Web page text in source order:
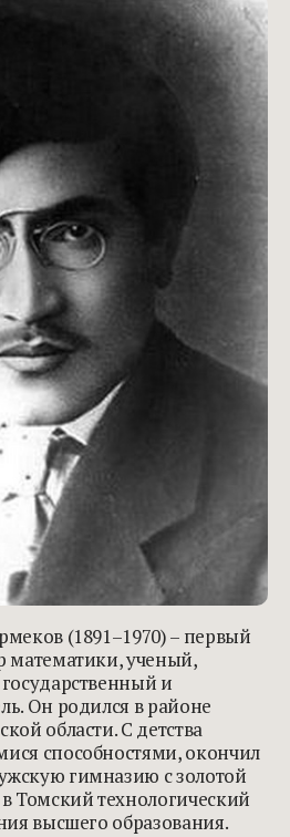
(1891–1970) – первый
математики, ученый,
и
Он родился в районе
области. С детства
способностями, окончил
гимназию с золотой
Томский технологический
высшего образования.